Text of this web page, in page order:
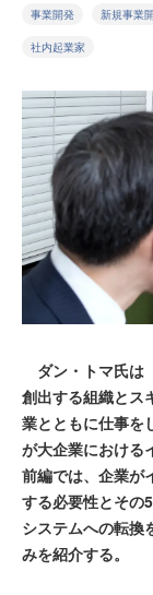
事業開発 新規事業
社内起業家
ダン・トマ氏は
創出する組織とス
業とともに仕事を
が大企業における
前編では、企業が
する必要性とその
システムへの転換
みを紹介する。